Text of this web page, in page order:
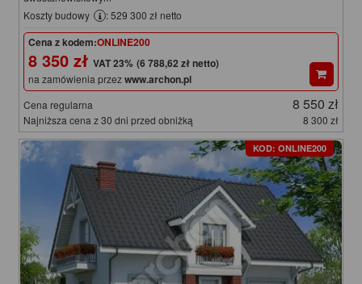
Koszty budowy
: 529 300 zł netto
Cena z kodem:ONLINE200
8 350 zł (6 788,62 zł netto)
na zamówienia przezwww.archon.pl
Cena regularna 8 550 zł
Najniższa cena z 30 dni przed obniżką 8 300 zł
KOD: ONLINE200